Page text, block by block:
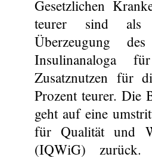
Gesetzlichen
teurer sind als
Überzeugung
Insulinanaloga
Zusatznutzen für
Prozent teurer. Die
geht auf eine
für Qualität und
(IQWiG)